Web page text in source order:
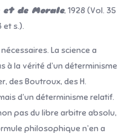
et de Morale, 1928 (Vol. 35
et s.).
La science a
à la vérité d’un déterminisme
des Boutroux, des H.
d’un déterminisme relatif.
pas du libre arbitre absolu,
philosophique n’en a